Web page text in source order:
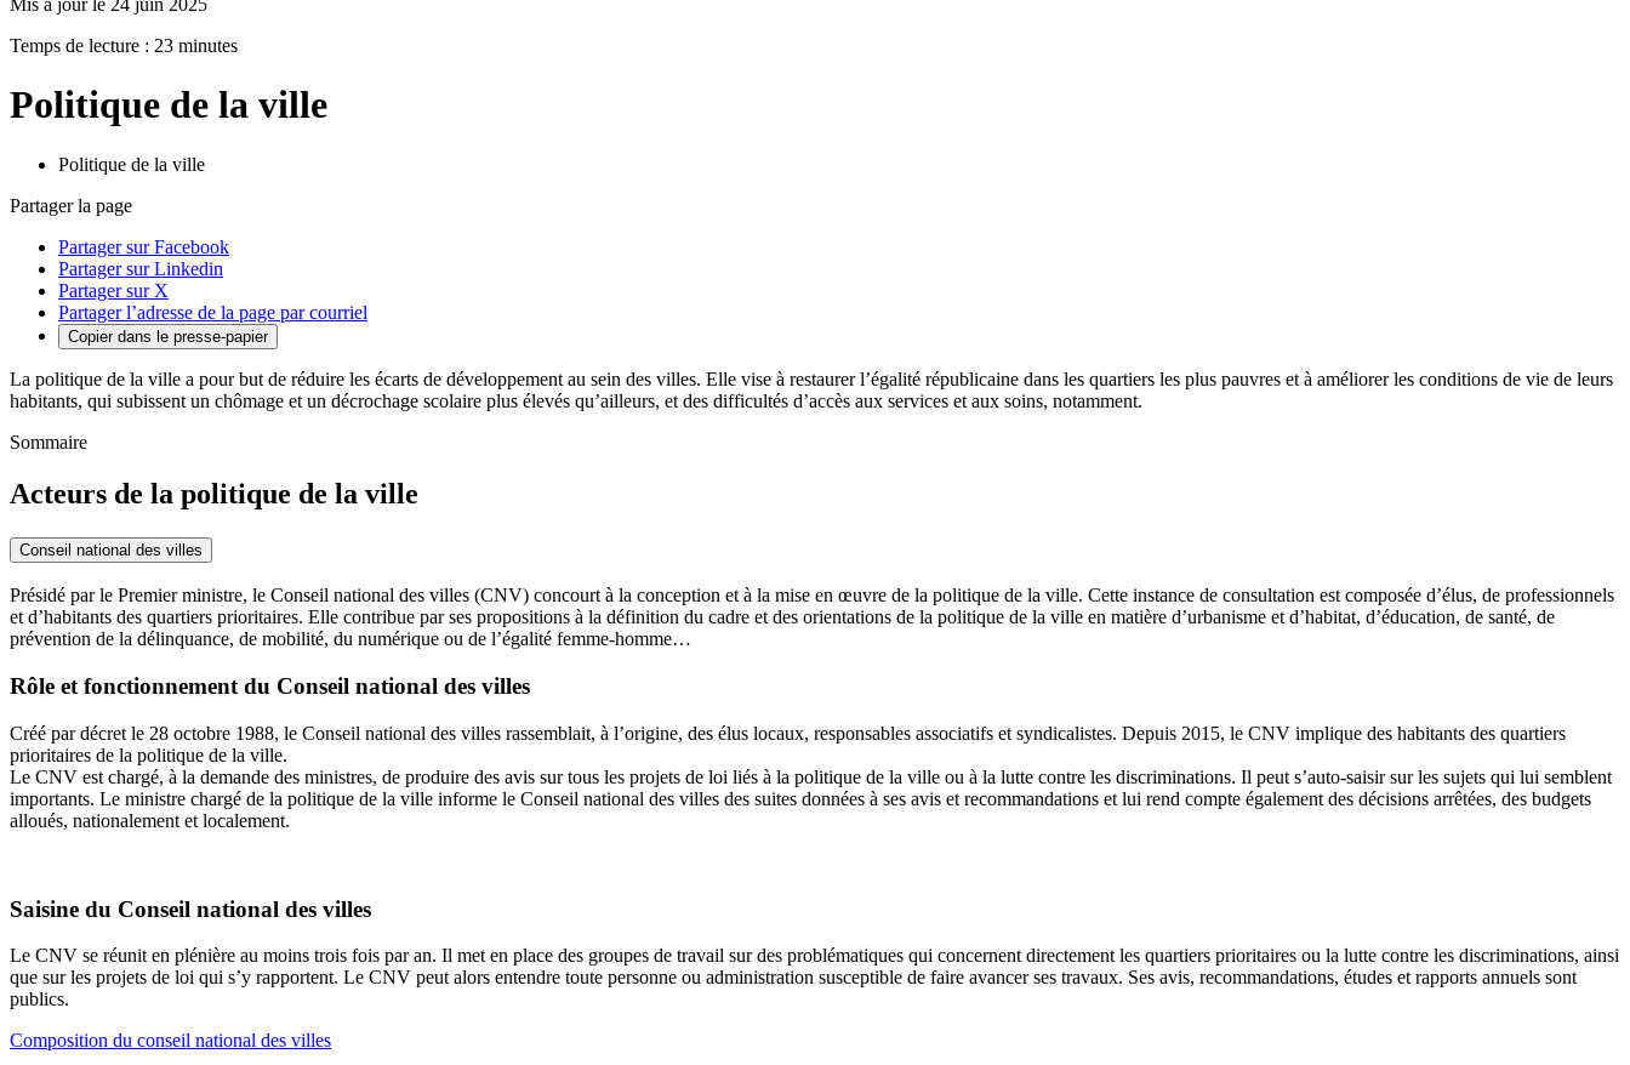
Mis à jour le 24 juin 2025
Temps de lecture : 23 minutes
Politique de la ville
Politique de la ville
Partager la page
Partager sur Facebook
Partager sur Linkedin
Partager sur X
Partager l’adresse de la page par courriel
Copier dans le presse-papier
La politique de la ville a pour but de réduire les écarts de développement au sein des villes. Elle vise à restaurer l’égalité républicaine dans les quartiers les plus pauvres et à améliorer les conditions de vie de leurs
habitants, qui subissent un chômage et un décrochage scolaire plus élevés qu’ailleurs, et des difficultés d’accès aux services et aux soins, notamment.
Sommaire
Acteurs de la politique de la ville
Conseil national des villes
Présidé par le Premier ministre, le Conseil national des villes (CNV) concourt à la conception et à la mise en œuvre de la politique de la ville. Cette instance de consultation est composée d’élus, de professionnels
et d’habitants des quartiers prioritaires. Elle contribue par ses propositions à la définition du cadre et des orientations de la politique de la ville en matière d’urbanisme et d’habitat, d’éducation, de santé, de
prévention de la délinquance, de mobilité, du numérique ou de l’égalité femme-homme…
Rôle et fonctionnement du Conseil national des villes
Créé par décret le 28 octobre 1988, le Conseil national des villes rassemblait, à l’origine, des élus locaux, responsables associatifs et syndicalistes. Depuis 2015, le CNV implique des habitants des quartiers
prioritaires de la politique de la ville.
Le CNV est chargé, à la demande des ministres, de produire des avis sur tous les projets de loi liés à la politique de la ville ou à la lutte contre les discriminations. Il peut s’auto-saisir sur les sujets qui lui semblent
importants. Le ministre chargé de la politique de la ville informe le Conseil national des villes des suites données à ses avis et recommandations et lui rend compte également des décisions arrêtées, des budgets
alloués, nationalement et localement.
Saisine du Conseil national des villes
Le CNV se réunit en plénière au moins trois fois par an. Il met en place des groupes de travail sur des problématiques qui concernent directement les quartiers prioritaires ou la lutte contre les discriminations, ainsi
que sur les projets de loi qui s’y rapportent. Le CNV peut alors entendre toute personne ou administration susceptible de faire avancer ses travaux. Ses avis, recommandations, études et rapports annuels sont
publics.
Composition du conseil national des villes